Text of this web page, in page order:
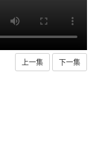
上一集 下一集